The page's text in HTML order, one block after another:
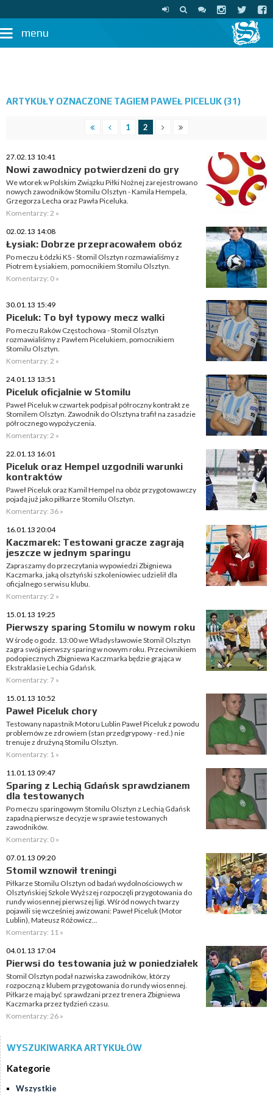
menu
ARTYKUŁY OZNACZONE TAGIEM PAWEŁ PICELUK (31)
1 2
27.02.13 10:41
Nowi zawodnicy potwierdzeni do gry
We wtorek w Polskim Związku Piłki Nożnej zarejestrowano
nowych zawodników Stomilu Olsztyn - Kamila Hempela,
Grzegorza Lecha oraz Pawła Piceluka.
Komentarzy: 2 »
02.02.13 14:08
Łysiak: Dobrze przepracowałem obóz
Po meczu Łódzki KS - Stomil Olsztyn rozmawialiśmy z
Piotrem Łysiakiem, pomocnikiem Stomilu Olsztyn.
Komentarzy: 0 »
30.01.13 15:49
Piceluk: To był typowy mecz walki
Po meczu Raków Częstochowa - Stomil Olsztyn
rozmawialiśmy z Pawłem Picelukiem, pomocnikiem
Stomilu Olsztyn.
Komentarzy: 2 »
24.01.13 13:51
Piceluk oficjalnie w Stomilu
Paweł Piceluk w czwartek podpisał półroczny kontrakt ze
Stomilem Olsztyn. Zawodnik do Olsztyna trafił na zasadzie
półrocznego wypożyczenia.
Komentarzy: 2 »
22.01.13 16:01
Piceluk oraz Hempel uzgodnili warunki
kontraktów
Paweł Piceluk oraz Kamil Hempel na obóz przygotowawczy
pojadą już jako piłkarze Stomilu Olsztyn.
Komentarzy: 36 »
16.01.13 20:04
Kaczmarek: Testowani gracze zagrają
jeszcze w jednym sparingu
Zapraszamy do przeczytania wypowiedzi Zbigniewa
Kaczmarka, jaką olsztyński szkoleniowiec udzielił dla
oficjalnego serwisu klubu.
Komentarzy: 2 »
15.01.13 19:25
Pierwszy sparing Stomilu w nowym roku
W środę o godz. 13:00 we Władysławowie Stomil Olsztyn
zagra swój pierwszy sparing w nowym roku. Przeciwnikiem
podopiecznych Zbigniewa Kaczmarka będzie grająca w
Ekstraklasie Lechia Gdańsk.
Komentarzy: 7 »
15.01.13 10:52
Paweł Piceluk chory
Testowany napastnik Motoru Lublin Paweł Piceluk z powodu
problemów ze zdrowiem (stan przedgrypowy - red.) nie
trenuje z drużyną Stomilu Olsztyn.
Komentarzy: 1 »
11.01.13 09:47
Sparing z Lechią Gdańsk sprawdzianem
dla testowanych
Po meczu sparingowym Stomilu Olsztyn z Lechią Gdańsk
zapadną pierwsze decyzje w sprawie testowanych
zawodników.
Komentarzy: 0 »
07.01.13 09:20
Stomil wznowił treningi
Piłkarze Stomilu Olsztyn od badań wydolnościowych w
Olsztyńskiej Szkole Wyższej rozpoczęli przygotowania do
rundy wiosennej pierwszej ligi. Wśród nowych twarzy
pojawili się wcześniej awizowani: Paweł Piceluk (Motor
Lublin), Mateusz Różowicz...
Komentarzy: 11 »
04.01.13 17:04
Pierwsi do testowania już w poniedziałek
Stomil Olsztyn podał nazwiska zawodników, którzy
rozpoczną z klubem przygotowania do rundy wiosennej.
Piłkarze mają być sprawdzani przez trenera Zbigniewa
Kaczmarka przez tydzień czasu.
Komentarzy: 26 »
WYSZUKIWARKA ARTYKUŁÓW
Kategorie
Wszystkie